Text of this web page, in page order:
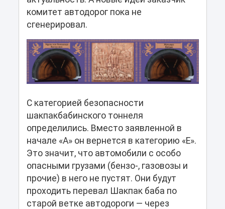
комитет автодорог пока не
сгенерировал.
С категорией безопасности
шакпакбабинского тоннеля
определились. Вместо заявленной в
начале «А» он вернется в категорию «Е».
Это значит, что автомобили с особо
опасными грузами (бензо-, газовозы и
прочие) в него не пустят. Они будут
проходить перевал Шакпак баба по
старой ветке автодороги — через